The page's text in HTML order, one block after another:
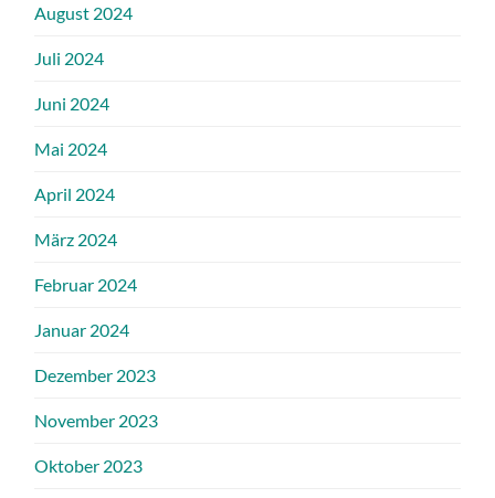
August 2024
Juli 2024
Juni 2024
Mai 2024
April 2024
März 2024
Februar 2024
Januar 2024
Dezember 2023
November 2023
Oktober 2023